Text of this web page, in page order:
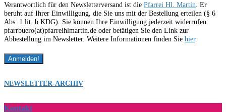
Verantwortlich für den Newsletterversand ist die Pfarrei Hl. Martin . Er
beruht auf Ihrer Einwilligung, die Sie uns mit der Bestellung erteilen (§ 6
Abs. 1 lit. b KDG). Sie können Ihre Einwilligung jederzeit widerrufen:
pfarrbuero(at)pfarreihlmartin.de oder betätigen Sie den Link zur
Abbestellung im Newsletter. Weitere Informationen finden Sie hier.
NEWSLETTER-ARCHIV
Kontakt